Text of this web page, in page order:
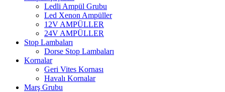
Ledli Ampül Grubu
Led Xenon Ampüller
12V AMPÜLLER
24V AMPÜLLER
Stop Lambaları
Dorse Stop Lambaları
Kornalar
Geri Vites Kornası
Havalı Kornalar
Marş Grubu